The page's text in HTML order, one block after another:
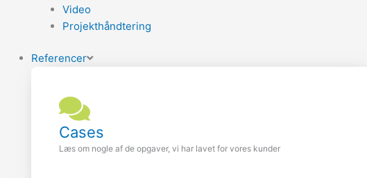
Video
Projekthåndtering
Referencer
Cases
Læs om nogle af de opgaver, vi har lavet for vores kunder